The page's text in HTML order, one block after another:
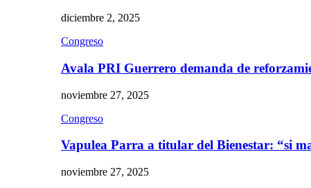
diciembre 2, 2025
Congreso
Avala PRI Guerrero demanda de
noviembre 27, 2025
Congreso
Vapulea Parra a titular del Bienestar: “si
noviembre 27, 2025